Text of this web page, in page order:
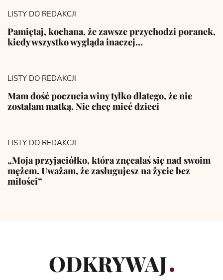
LISTY DO REDAKCJI
Pamiętaj, kochana, że zawsze przychodzi poranek,
kiedy wszystko wygląda inaczej…
LISTY DO REDAKCJI
Mam dość poczucia winy tylko dlatego, że nie
zostałam matką. Nie chcę mieć dzieci
LISTY DO REDAKCJI
„Moja przyjaciółko, która znęcałaś się nad swoim
mężem. Uważam, że zasługujesz na życie bez
miłości”
ODKRYWAJ